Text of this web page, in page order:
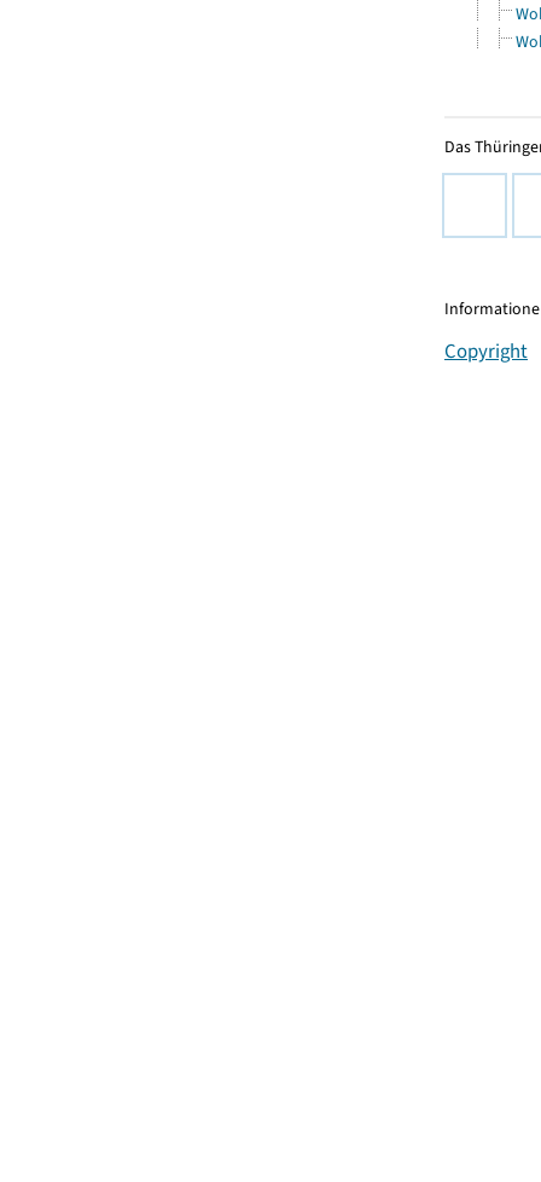
Das
Copyright